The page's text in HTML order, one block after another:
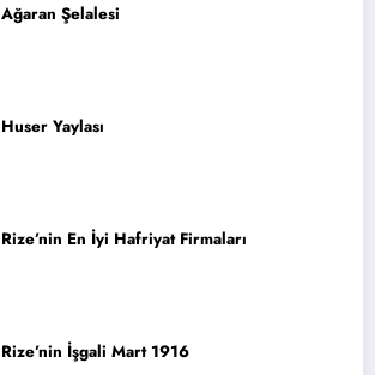
Ağaran Şelalesi
Huser Yaylası
Rize’nin En İyi Hafriyat Firmaları
Rize’nin İşgali Mart 1916